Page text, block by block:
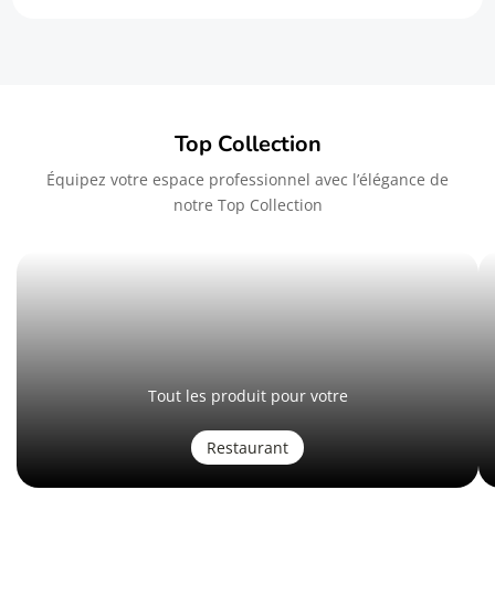
Top Collection
Équipez votre espace professionnel avec l’élégance de
notre Top Collection
Tout les produit pour votre
Restaurant